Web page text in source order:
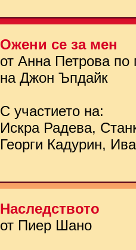
Ожени се за мен
от Анна Петрова по
на Джон Ъпдайк
С участието на:
Искра Радева,
Георги Кадурин,
Наследството
от Пиер Шано